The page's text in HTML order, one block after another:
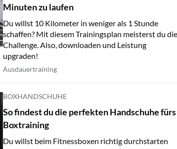
Minuten zu laufen
Du willst 10 Kilometer in weniger als 1 Stunde
schaffen? Mit diesem Trainingsplan meisterst du die
Challenge. Also, downloaden und Leistung
upgraden!
Ausdauertraining
BOXHANDSCHUHE
So findest du die perfekten Handschuhe fürs
Boxtraining
Du willst beim Fitnessboxen richtig durchstarten